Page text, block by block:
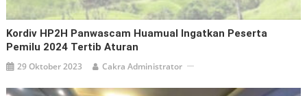
Kordiv HP2H Panwascam Huamual Ingatkan Peserta
Pemilu 2024 Tertib Aturan
29 Oktober 2023 Cakra Administrator